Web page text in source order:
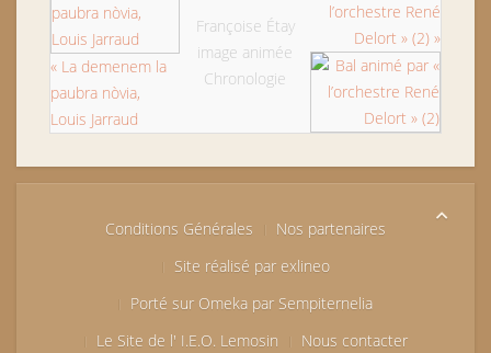
« La demenem la
paubra nòvia,
Louis Jarraud
Françoise Étay
image animée
Chronologie
l’orchestre René
Delort » (2) »
Conditions Générales
Nos partenaires
Site réalisé par exlineo
Porté sur Omeka par Sempiternelia
Le Site de l' I.E.O. Lemosin
Nous contacter